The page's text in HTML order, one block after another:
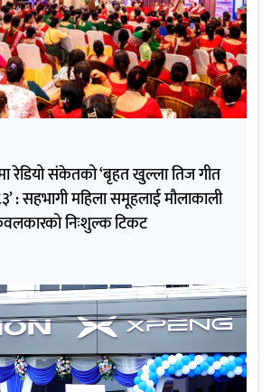
रेडियो संकेतको ‘बृहत खुल्ला तिज गीत
: सहभागी महिला समूहलाई मौलाकाली
निःशुल्क टिकट